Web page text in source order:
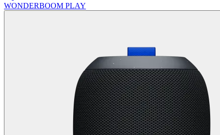
WONDERBOOM PLAY